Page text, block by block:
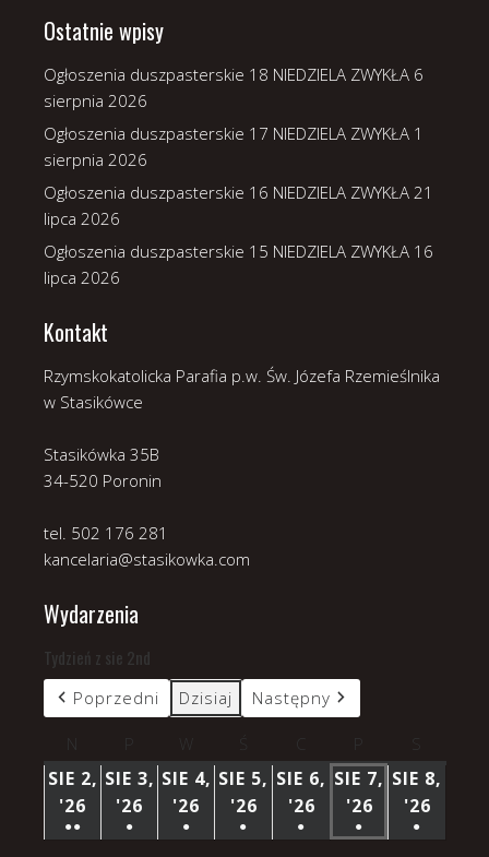
Ostatnie wpisy
Ogłoszenia duszpasterskie 18 NIEDZIELA ZWYKŁA 6
sierpnia 2026
Ogłoszenia duszpasterskie 17 NIEDZIELA ZWYKŁA 1
sierpnia 2026
Ogłoszenia duszpasterskie 16 NIEDZIELA ZWYKŁA 21
lipca 2026
Ogłoszenia duszpasterskie 15 NIEDZIELA ZWYKŁA 16
lipca 2026
Kontakt
Rzymskokatolicka Parafia p.w. Św. Józefa Rzemieślnika
w Stasikówce
Stasikówka 35B
34-520 Poronin
tel. 502 176 281
kancelaria@stasikowka.com
Wydarzenia
Tydzień z sie 2nd
Poprzedni Dzisiaj Następny
SIE 2,
'26
SIERPNIA
●●
SIE 3,
'26
SIERPNIA
●
SIE 4,
'26
SIERPNIA
●
SIE 5,
'26
SIERPNIA
●
SIE 6,
'26
SIERPNIA
●
SIE 7,
'26
SIERPNIA
●
SIE 8,
'26
●